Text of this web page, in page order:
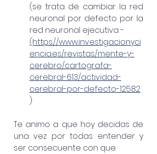
(se trata de cambiar la red
neuronal por defecto por la
red neuronal ejecutiva -
(https://www.investigacionyci
encia.es/revistas/mente-y-
cerebro/cartografa-
cerebral-613/actividad-
cerebral-por-defecto-12582
)
Te animo a que hoy decidas de
una vez por todas entender y
ser consecuente con que: